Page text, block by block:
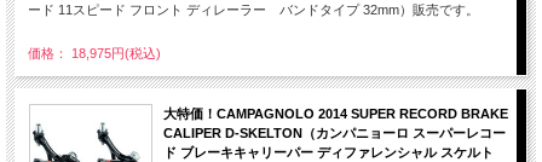
ード 11スピード フロント ディレーラー バンドタイプ 32mm）販売です。
価格： 18,975円(税込)
大特価！CAMPAGNOLO 2014 SUPER RECORD BRAKE
CALIPER D-SKELTON（カンパニョーロ スーパーレコー
ド ブレーキキャリーパー ディファレンシャル スケルト